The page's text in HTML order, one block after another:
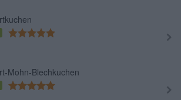
Mohn-Blechkuchen